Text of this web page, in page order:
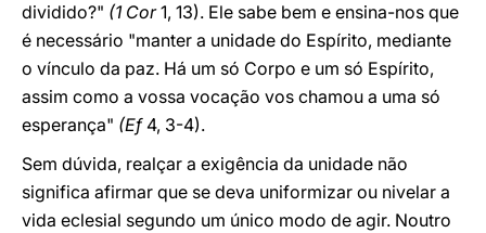
dividido?" (1 Cor1, 13). Ele sabe bem e ensina-nos que
é necessário "manter a unidade do Espírito, mediante
o vínculo da paz. Há um só Corpo e um só Espírito,
assim como a vossa vocação vos chamou a uma só
esperança" (Ef4, 3-4).
Sem dúvida, realçar a exigência da unidade não
significa afirmar que se deva uniformizar ou nivelar a
vida eclesial segundo um único modo de agir. Noutro